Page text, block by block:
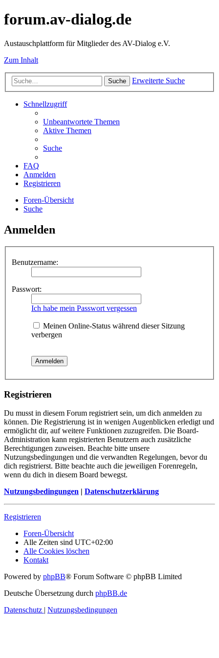
forum.av-dialog.de
Austauschplattform für Mitglieder des AV-Dialog e.V.
Zum Inhalt
Suche Erweiterte Suche
Schnellzugriff
Unbeantwortete Themen
Aktive Themen
Suche
FAQ
Anmelden
Registrieren
Foren-Übersicht
Suche
Anmelden
Benutzername:
Passwort:
Ich habe mein Passwort vergessen
Meinen Online-Status während dieser Sitzung
verbergen
Registrieren
Du musst in diesem Forum registriert sein, um dich anmelden zu
können. Die Registrierung ist in wenigen Augenblicken erledigt und
ermöglicht dir, auf weitere Funktionen zuzugreifen. Die Board-
Administration kann registrierten Benutzern auch zusätzliche
Berechtigungen zuweisen. Beachte bitte unsere
Nutzungsbedingungen und die verwandten Regelungen, bevor du
dich registrierst. Bitte beachte auch die jeweiligen Forenregeln,
wenn du dich in diesem Board bewegst.
Nutzungsbedingungen | Datenschutzerklärung
Registrieren
Foren-Übersicht
Alle Zeiten sind UTC+02:00
Alle Cookies löschen
Kontakt
Powered by phpBB® Forum Software © phpBB Limited
Deutsche Übersetzung durch phpBB.de
Datenschutz | Nutzungsbedingungen